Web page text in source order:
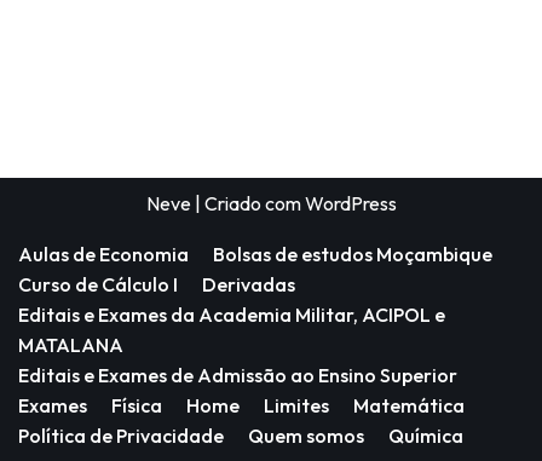
Neve| Criado comWordPress
Aulas de Economia
Bolsas de estudos Moçambique
Curso de Cálculo I
Derivadas
Editais e Exames da Academia Militar, ACIPOL e
MATALANA
Editais e Exames de Admissão ao Ensino Superior
Exames
Física Home Limites
Matemática
Política de Privacidade
Quem somos Química